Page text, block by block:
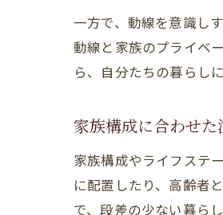
一方で、動線を意識し
動線と家族のプライベ
ら、自分たちの暮らし
家族構成に合わせた
家族構成やライフステ
に配置したり、高齢者
で、段差の少ない暮ら